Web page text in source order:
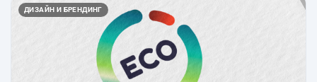
ДИЗАЙН И БРЕНДИНГ